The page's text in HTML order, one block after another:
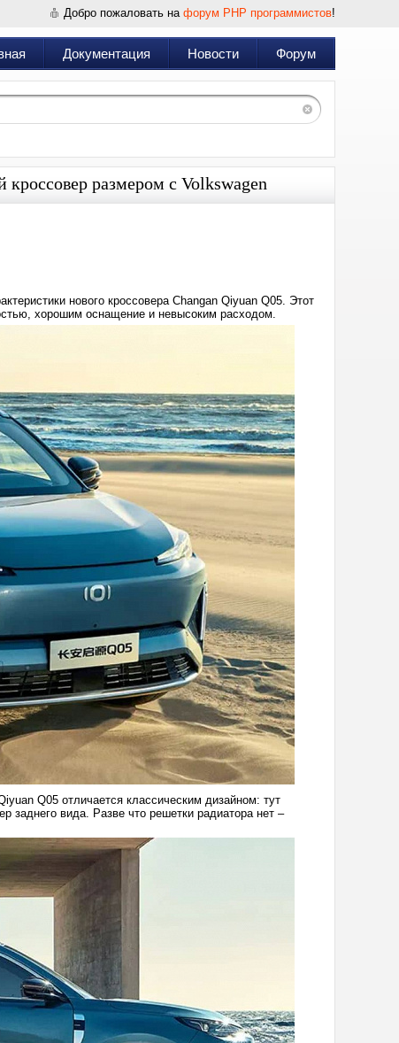
Добро пожаловать на форум PHP программистов!
Документация Новости Форум
размером с Volkswagen
нового кроссовера Changan Qiyuan Q05. Этот
хорошим оснащение и невысоким расходом.
Q05 отличается классическим дизайном: тут
заднего вида. Разве что решетки радиатора нет –